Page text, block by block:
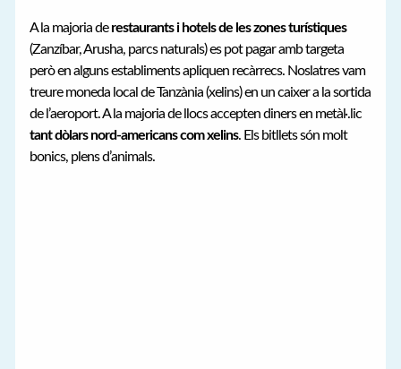
A la majoria derestaurants i hotels de les zones turístiques
(Zanzíbar, Arusha, parcs naturals) es pot pagar amb targeta
però en alguns establiments apliquen recàrrecs. Noslatres vam
treure moneda local de Tanzània (xelins) en un caixer a la sortida
de l’aeroport. A la majoria de llocs accepten diners en metàl·.lic
tant dòlars nord-americans com xelins. Els bitllets són molt
bonics, plens d’animals.